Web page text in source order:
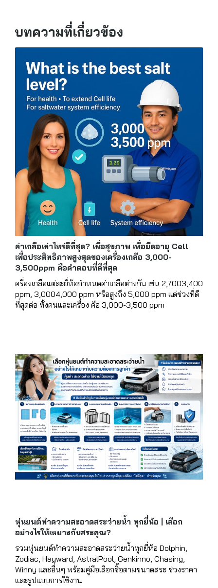
บทความที่เกี่ยวข้อง
ค่าเกลือเท่าไหร่ดีที่สุด? เพื่อสุขภาพ เพื่อยืดอายุ Cell
เพื่อประสิทธิภาพสูงสุดของเครื่องเกลือ 3,000-
3,500ppm คือคำตอบที่ดีที่สุด
ครื่องเกลือแต่ละยี่ห้อกำหนดค่าเกลือต่างกัน เช่น 2,7003,400
ppm, 3,0004,000 ppm หรือสูงถึง 5,000 ppm แต่ช่วงที่ดี
ที่สุดต่อ ทั้งคนและเครื่อง คือ 3,000-3,500 ppm
หุ่นยนต์ทำความสะอาดสระว่ายน้ำ ทุกยี่ห้อ | เลือก
อย่างไรให้เหมาะกับสระคุณ?
รวมหุ่นยนต์ทำความสะอาดสระว่ายน้ำทุกยี่ห้อ Dolphin,
Zodiac, Hayward, AstralPool, Genkinno, Chasing,
Winny และอื่นๆ พร้อมคู่มือเลือกซื้อตามขนาดสระ ช่วงราคา
และรูปแบบการใช้งาน